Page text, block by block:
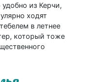
из Керчи,
ходят
в летнее
который тоже